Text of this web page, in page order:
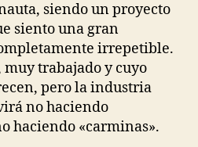
siendo un proyecto
siento una gran
irrepetible.
muy trabajado y cuyo
pero la industria
no haciendo
haciendo «carminas».